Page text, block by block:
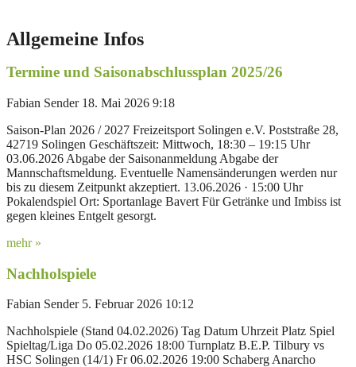
Allgemeine Infos
Termine und Saisonabschlussplan 2025/26
Fabian Sender 18. Mai 2026 9:18
Saison-Plan 2026 / 2027 Freizeitsport Solingen e.V. Poststraße 28,
42719 Solingen Geschäftszeit: Mittwoch, 18:30 – 19:15 Uhr
03.06.2026 Abgabe der Saisonanmeldung Abgabe der
Mannschaftsmeldung. Eventuelle Namensänderungen werden nur
bis zu diesem Zeitpunkt akzeptiert. 13.06.2026 · 15:00 Uhr
Pokalendspiel Ort: Sportanlage Bavert Für Getränke und Imbiss ist
gegen kleines Entgelt gesorgt.
mehr »
Nachholspiele
Fabian Sender 5. Februar 2026 10:12
Nachholspiele (Stand 04.02.2026) Tag Datum Uhrzeit Platz Spiel
Spieltag/Liga Do 05.02.2026 18:00 Turnplatz B.E.P. Tilbury vs
HSC Solingen (14/1) Fr 06.02.2026 19:00 Schaberg Anarcho